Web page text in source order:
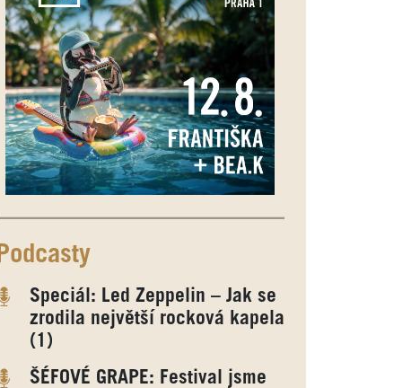
Podcasty
Speciál: Led Zeppelin – Jak se
zrodila největší rocková kapela
(1)
ŠÉFOVÉ GRAPE: Festival jsme